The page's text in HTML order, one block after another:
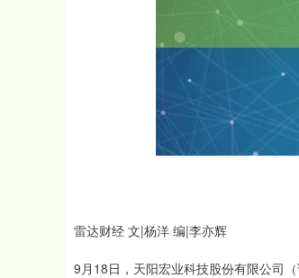
雷达财经 文|杨洋 编|李亦辉
9月18日，天阳宏业科技股份有限公司